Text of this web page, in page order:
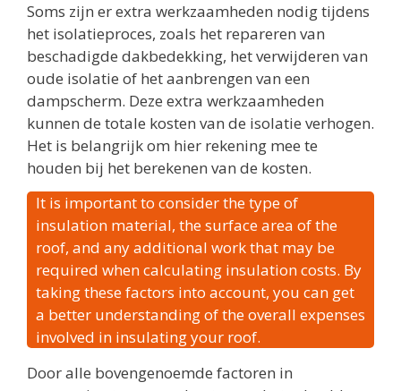
Soms zijn er extra werkzaamheden nodig tijdens
het isolatieproces, zoals het repareren van
beschadigde dakbedekking, het verwijderen van
oude isolatie of het aanbrengen van een
dampscherm. Deze extra werkzaamheden
kunnen de totale kosten van de isolatie verhogen.
Het is belangrijk om hier rekening mee te
houden bij het berekenen van de kosten.
It is important to consider the type of
insulation material, the surface area of the
roof, and any additional work that may be
required when calculating insulation costs. By
taking these factors into account, you can get
a better understanding of the overall expenses
involved in insulating your roof.
Door alle bovengenoemde factoren in